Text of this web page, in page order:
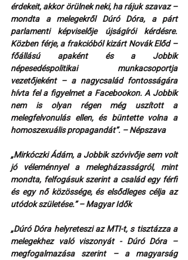
érdekeit, akkor örülnek neki, ha rájuk szavaz –
mondta a melegekről Dúró Dóra, a párt
parlamenti képviselője újságírói kérdésre.
Közben férje, a frakcióból kizárt Novák Előd –
főállású apaként és a Jobbik
népesedéspolitikai munkacsoportja
vezetőjeként – a nagycsalád fontosságára
hívta fel a figyelmet a Facebookon. A Jobbik
nem is olyan régen még uszított a
melegfelvonulás ellen, és büntette volna a
homoszexuális propagandát”. – Népszava
„Mirkóczki Ádám, a Jobbik szóvivője sem volt
jó véleménnyel a melegházasságról, mint
mondta, felfogásuk szerint a család egy férfi
és egy nő közössége, és elsődleges célja az
utódok születése.” – Magyar Idők
„Dúró Dóra helyreteszi az MTI-t, s tisztázza a
melegekhez való viszonyát - Dúró Dóra –
megfogalmazása szerint – a magyarság